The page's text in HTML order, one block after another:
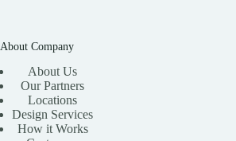
About Company
About Us
Our Partners
Locations
Design Services
How it Works